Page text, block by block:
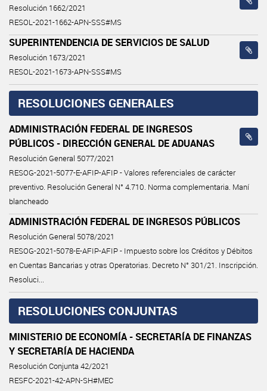
Resolución 1662/2021
RESOL-2021-1662-APN-SSS#MS
SUPERINTENDENCIA DE SERVICIOS DE SALUD
Resolución 1673/2021
RESOL-2021-1673-APN-SSS#MS
RESOLUCIONES GENERALES
ADMINISTRACIÓN FEDERAL DE INGRESOS
PÚBLICOS - DIRECCIÓN GENERAL DE ADUANAS
Resolución General 5077/2021
RESOG-2021-5077-E-AFIP-AFIP - Valores referenciales de carácter
preventivo. Resolución General N° 4.710. Norma complementaria. Maní
blancheado
ADMINISTRACIÓN FEDERAL DE INGRESOS PÚBLICOS
Resolución General 5078/2021
RESOG-2021-5078-E-AFIP-AFIP - Impuesto sobre los Créditos y Débitos
en Cuentas Bancarias y otras Operatorias. Decreto N° 301/21. Inscripción.
Resoluci...
RESOLUCIONES CONJUNTAS
MINISTERIO DE ECONOMÍA - SECRETARÍA DE FINANZAS
Y SECRETARÍA DE HACIENDA
Resolución Conjunta 42/2021
RESFC-2021-42-APN-SH#MEC